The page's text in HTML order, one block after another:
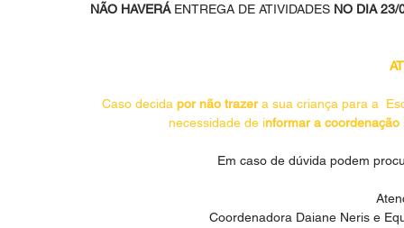
NÃO HAVERÁ ENTREGA DE ATIVIDADES NO DIA 23/
Caso decida por não trazer a sua criança para a
necessidade de informar a coordenação
Em caso de dúvida podem
Coordenadora Daiane Neris e